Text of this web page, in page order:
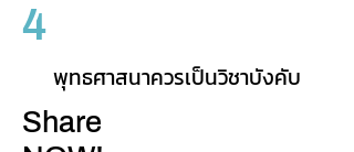
4
พุทธศาสนาควรเป็นวิชาบังคับ
Share